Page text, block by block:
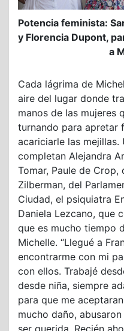
Potencia feminista:
y Florencia Dupont,
a
Cada lágrima de
aire del lugar donde
manos de las mujeres
turnando para apretar
acariciarle las
completan Alejandra
Tomar, Paule de Crop,
Zilberman, del
Ciudad, el psiquiatra
Daniela Lezcano, que
que es mucho tiempo
Michelle. “Llegué a
encontrarme con mi
con ellos. Trabajé
desde niña, siempre
para que me
mucho daño,